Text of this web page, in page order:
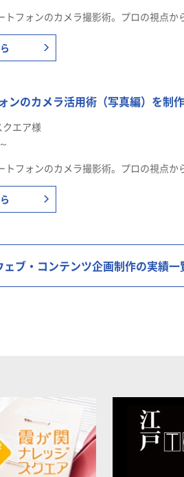
フォンのカメラ撮影術。プロの視点か
ンのカメラ活用術（写真編）を制
エア様
フォンのカメラ撮影術。プロの視点か
ェブ・コンテンツ企画制作の実績一